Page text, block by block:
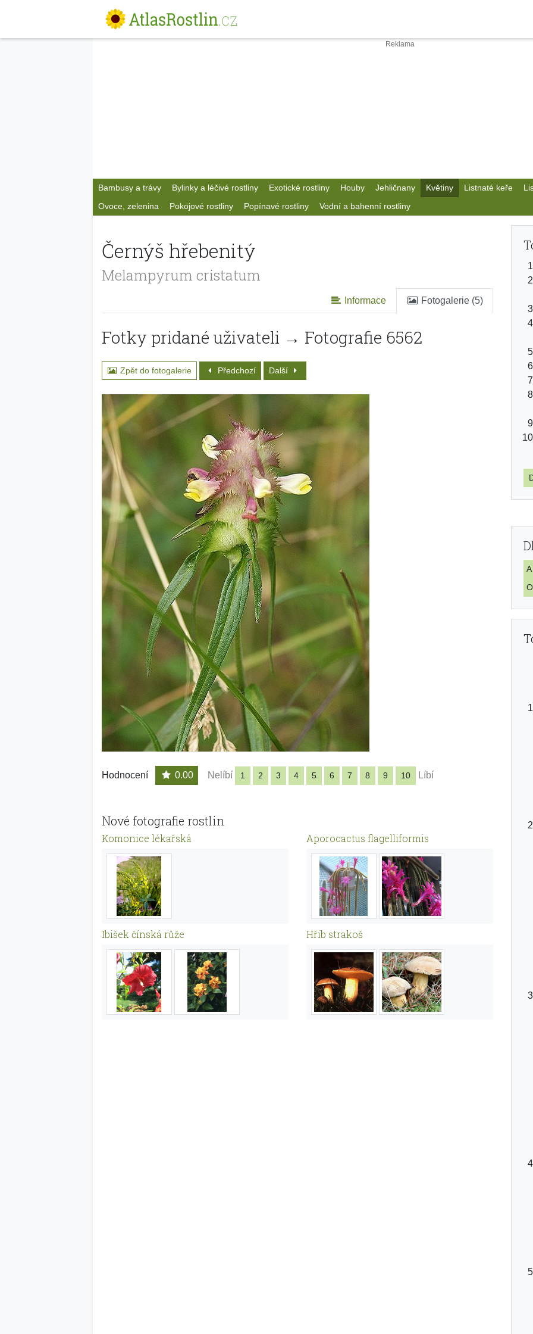
Bambusy a trávy Bylinky a léčivé rostliny Exotické rostliny Houby Jehličnany Květiny Listnaté keře
Ovoce, zelenina
Pokojové rostliny Popínavé rostliny Vodní a bahenní rostliny
Černýš hřebenitý
Melampyrum cristatum
Informace Fotogalerie (5)
Fotky pridané uživateli → Fotografie 6562
Zpět do fotogalerie Předchozí Další
Hodnocení 0.00 Nelíbí 1 2 3 4 5 6 7 8 9 10 Líbí
Nové fotografie rostlin
Komonice lékařská Aporocactus flagelliformis
Ibišek čínská růže Hřib strakoš
A
O